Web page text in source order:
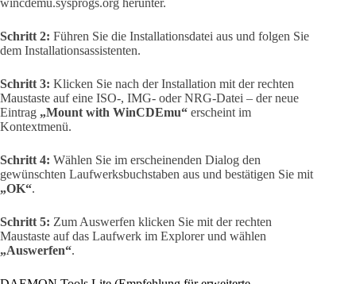
Schritt 2: Führen Sie die Installationsdatei aus und folgen Sie
dem Installationsassistenten.
Schritt 3: Klicken Sie nach der Installation mit der rechten
Maustaste auf eine ISO-, IMG- oder NRG-Datei – der neue
Eintrag „Mount with WinCDEmu“ erscheint im
Kontextmenü.
Schritt 4: Wählen Sie im erscheinenden Dialog den
gewünschten Laufwerksbuchstaben aus und bestätigen Sie mit
„OK“.
Schritt 5: Zum Auswerfen klicken Sie mit der rechten
Maustaste auf das Laufwerk im Explorer und wählen
„Auswerfen“.